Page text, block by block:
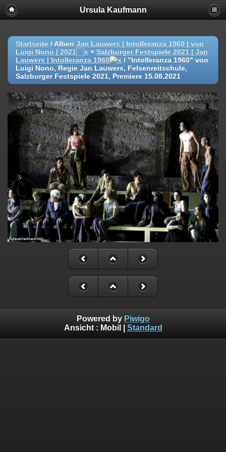
Ursula Kaufmann
Startseite / Alben Jan Lauwers | Intolleranza 1960 | von
Luigi Nono | 2021
+ Salzburger Festspiele 2021 | Jan
Lauwers | Intolleranza 1960
/ "Intolleranza 1960" von
Luigi Nono, Regie Jan Lauwers, Felsenreitschule,
Salzburger Festspiele 2021, Premiere 15.08.2021
Powered by Piwigo
Ansicht : Mobil Standard